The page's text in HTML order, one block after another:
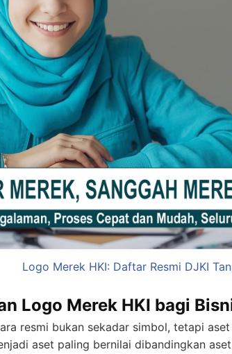
Logo Merek HKI: Daftar Resmi DJKI
Logo Merek HKI bagi
resmi bukan sekadar simbol, tetapi
aset paling bernilai dibandingkan